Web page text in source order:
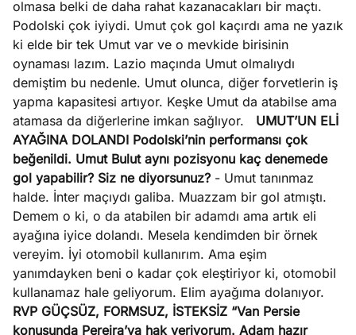
olmasa belki de daha rahat kazanacakları bir maçtı.
Podolski çok iyiydi. Umut çok gol kaçırdı ama ne yazık
ki elde bir tek Umut var ve o mevkide birisinin
oynaması lazım. Lazio maçında Umut olmalıydı
demiştim bu nedenle. Umut olunca, diğer forvetlerin iş
yapma kapasitesi artıyor. Keşke Umut da atabilse ama
atamasa da diğerlerine imkan sağlıyor. UMUT’UN ELİ
AYAĞINA DOLANDI Podolski’nin performansı çok
beğenildi. Umut Bulut aynı pozisyonu kaç denemede
gol yapabilir? Siz ne diyorsunuz? - Umut tanınmaz
halde. İnter maçıydı galiba. Muazzam bir gol atmıştı.
Demem o ki, o da atabilen bir adamdı ama artık eli
ayağına iyice dolandı. Mesela kendimden bir örnek
vereyim. İyi otomobil kullanırım. Ama eşim
yanımdayken beni o kadar çok eleştiriyor ki, otomobil
kullanamaz hale geliyorum. Elim ayağıma dolanıyor.
RVP GÜÇSÜZ, FORMSUZ, İSTEKSİZ “Van Persie
konusunda Pereira’ya hak veriyorum. Adam hazır